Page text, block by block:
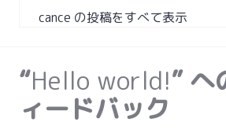
cance の投稿をすべて表示
“Hello world!” へ
ィードバック